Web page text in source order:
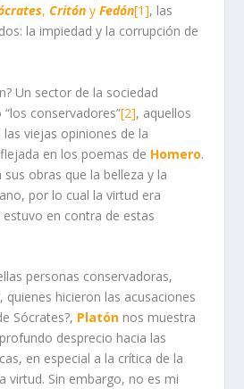
,Critón yFedón[1], las
la impiedad y la corrupción de
Un sector de la sociedad
conservadores”[2], aquellos
viejas opiniones de la
en los poemas de Homero.
obras que la belleza y la
por lo cual la virtud era
en contra de estas
personas conservadoras,
hicieron las acusaciones
Sócrates?, Platón nos muestra
desprecio hacia las
en especial a la crítica de la
virtud. Sin embargo, no es mi